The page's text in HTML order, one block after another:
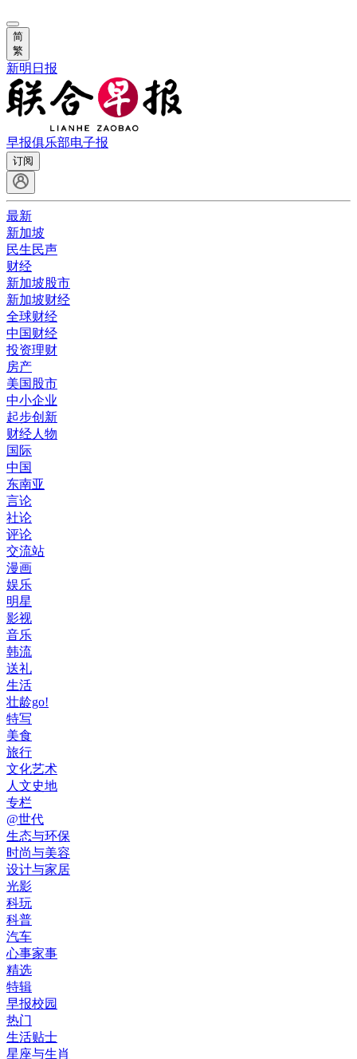
简
繁
新明日报
早报俱乐部电子报
订阅
最新
新加坡
民生民声
财经
新加坡股市
新加坡财经
全球财经
中国财经
投资理财
房产
美国股市
中小企业
起步创新
财经人物
国际
中国
东南亚
言论
社论
评论
交流站
漫画
娱乐
明星
影视
音乐
韩流
送礼
生活
壮龄go!
特写
美食
旅行
文化艺术
人文史地
专栏
@世代
生态与环保
时尚与美容
设计与家居
光影
科玩
科普
汽车
心事家事
精选
特辑
早报校园
热门
生活贴士
星座与生肖